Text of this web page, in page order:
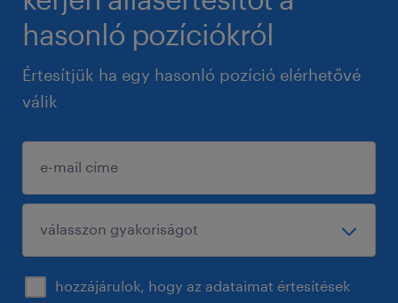
hasonló pozíciókról
Értesítjük ha egy hasonló pozíció elérhetővé
válik
hozzájárulok, hogy az adataimat értesítések